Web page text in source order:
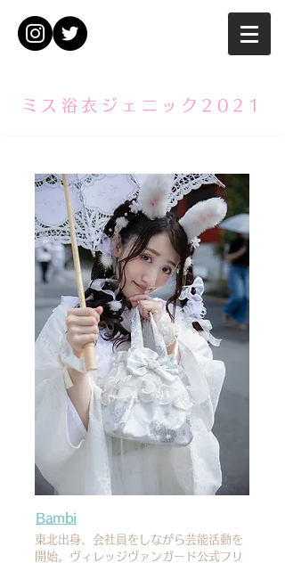
ミス浴衣ジェニック2021
Bambi
東北出身、会社員をしながら芸能活動を
開始。ヴィレッジヴァンガード公式フリ